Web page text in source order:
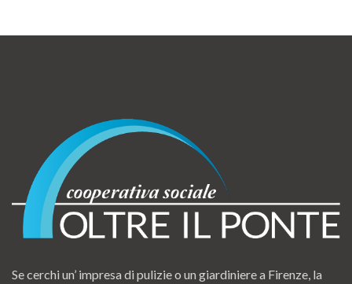
Se cerchi un’ impresa di pulizie o un giardiniere a Firenze, la